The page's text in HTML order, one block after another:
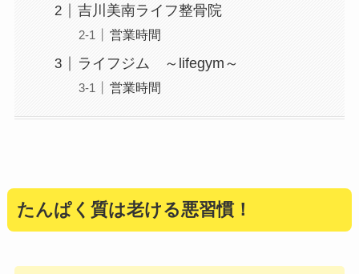
吉川美南ライフ整骨院
営業時間
ライフジム ～lifegym～
営業時間
たんぱく質は老ける悪習慣！